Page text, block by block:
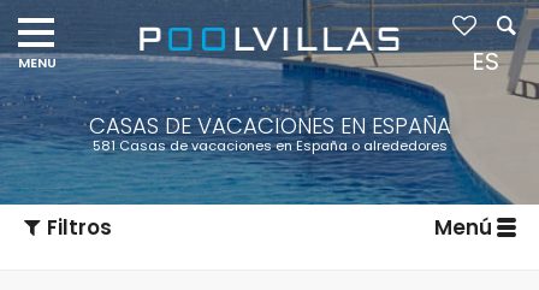
CASAS DE VACACIONES EN ESPAÑA
581 Casas de vacaciones en España o alrededores
Filtros Menú
ES